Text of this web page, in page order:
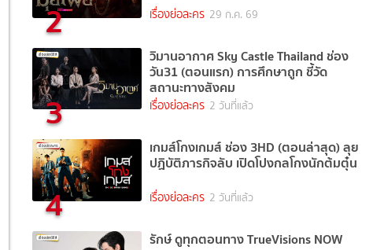
2 เรื่องย่อละคร 29 ก.ค. 69
3
วิมานอากาศ Sky Castle Thailand ช่อง
วัน31 (ตอนแรก) การศึกษาถูก ชี้วัด
สถานะทางสังคม
เรื่องย่อละคร 2 วันที่แล้ว
4
เกมส์โกงเกมส์ ช่อง 3HD (ตอนล่าสุด) ลุย
ปฏิบัติภารกิจลับ เปิดโปงกลโกงนักต้มตุ๋น
เรื่องย่อละคร 2 วันที่แล้ว
รักษ์ ดูทุกตอนทาง TrueVisions NOW